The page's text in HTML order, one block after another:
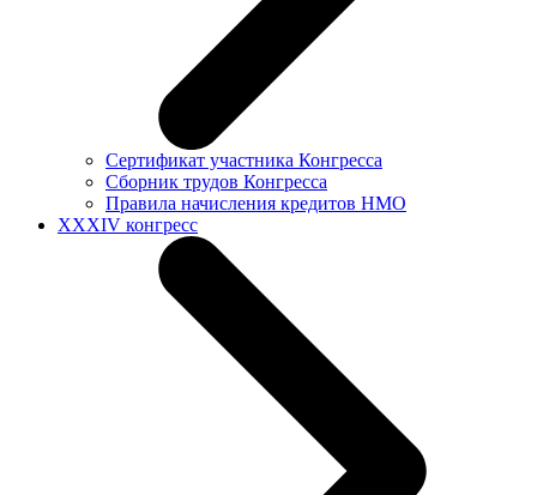
Сертификат участника Конгресса
Сборник трудов Конгресса
Правила начисления кредитов НМО
XXXIV конгресс